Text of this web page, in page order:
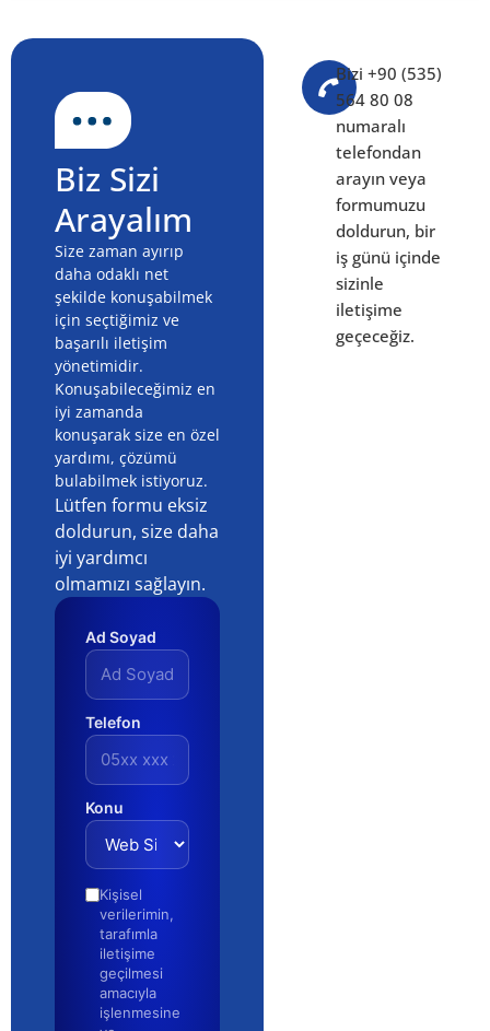
Biz Sizi
Arayalım
Size zaman ayırıp
daha odaklı net
şekilde konuşabilmek
için seçtiğimiz ve
başarılı iletişim
yönetimidir.
Konuşabileceğimiz en
iyi zamanda
konuşarak size en özel
yardımı, çözümü
bulabilmek istiyoruz.
Lütfen formu eksiz
doldurun, size daha
iyi yardımcı
olmamızı sağlayın.
Ad Soyad
Telefon
Konu
Kişisel
verilerimin,
tarafımla
iletişime
geçilmesi
amacıyla
işlenmesine
Bizi +90 (535)
564 80 08
numaralı
telefondan
arayın veya
formumuzu
doldurun, bir
iş günü içinde
sizinle
iletişime
geçeceğiz.